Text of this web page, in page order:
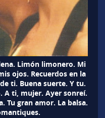
Limón limonero. Mi
ojos. Recuerdos en la
ti. Buena suerte. Y tu.
A ti, mujer. Ayer sonreí.
Tu gran amor. La balsa.